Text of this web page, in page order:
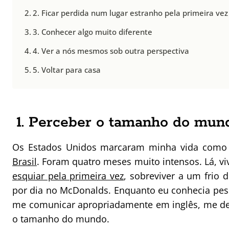
2. Ficar perdida num lugar estranho pela primeira vez
3. Conhecer algo muito diferente
4. Ver a nós mesmos sob outra perspectiva
5. Voltar para casa
1. Perceber o tamanho do
Os Estados Unidos marcaram minha vida
Brasil. Foram quatro meses muito intensos. Lá,
esquiar pela primeira vez, sobreviver a um frio
por dia no McDonalds. Enquanto eu conhecia
me comunicar apropriadamente em inglês, me
o tamanho do mundo.